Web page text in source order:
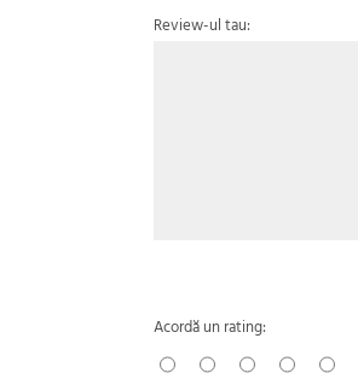
Review-ul tau:
Acordă un rating: